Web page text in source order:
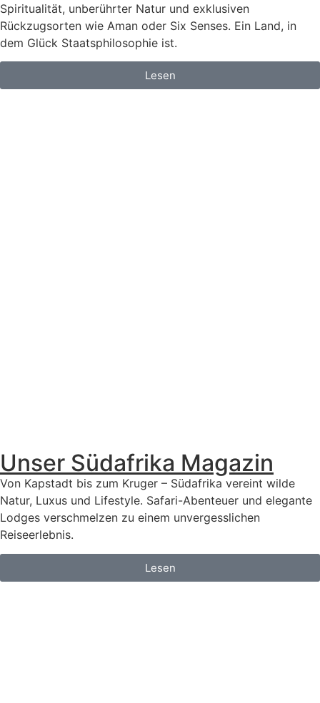
Spiritualität, unberührter Natur und exklusiven
Rückzugsorten wie Aman oder Six Senses. Ein Land, in
dem Glück Staatsphilosophie ist.
Lesen
Unser Südafrika Magazin
Von Kapstadt bis zum Kruger – Südafrika vereint wilde
Natur, Luxus und Lifestyle. Safari-Abenteuer und elegante
Lodges verschmelzen zu einem unvergesslichen
Reiseerlebnis.
Lesen